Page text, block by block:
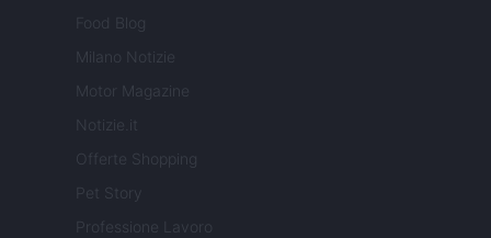
Food Blog
Milano Notizie
Motor Magazine
Notizie.it
Offerte Shopping
Pet Story
Professione Lavoro